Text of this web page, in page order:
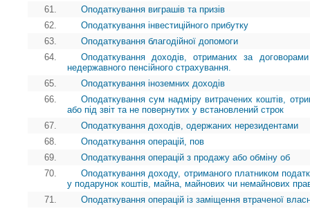
61.
Оподаткування виграшів та призів
62.
Оподаткування інвестиційного прибутку
63.
Оподаткування благодійної допомоги
64.
Оподаткування доходів, отриманих за
недержавного пенсійного страхування.
65.
Оподаткування іноземних доходів
66.
Оподаткування сум надміру витрачених коштів,
або під звіт та не повернутих у встановлений строк
67.
Оподаткування доходів, одержаних нерезидентами
68.
Оподаткування операцій, пов
69.
Оподаткування операцій з продажу або обміну об
70.
Оподаткування доходу, отриманого платником
у подарунок коштів, майна, майнових чи немайнових
71.
Оподаткування операцій із заміщення втраченої